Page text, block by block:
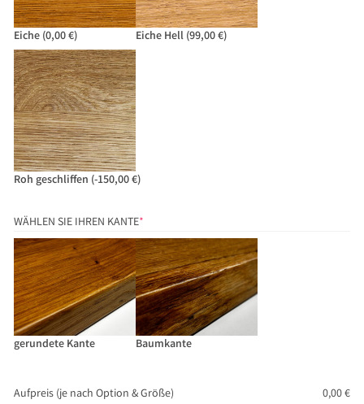
Eiche (0,00 €) Eiche Hell (99,00 €)
Roh geschliffen (-150,00 €)
WÄHLEN SIE IHREN KANTE*
gerundete Kante Baumkante
Aufpreis (je nach Option & Größe) 0,00€